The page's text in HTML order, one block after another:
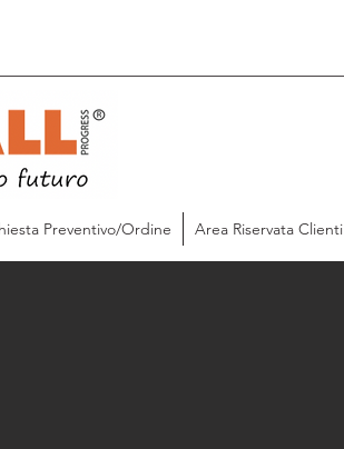
Preventivo/Ordine Area Riservata Clienti